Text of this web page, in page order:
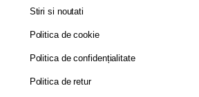
Stiri si noutati
Politica de cookie
Politica de confidențialitate
Politica de retur